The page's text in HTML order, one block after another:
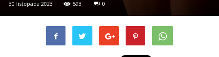
30 listopada 2023 593 0